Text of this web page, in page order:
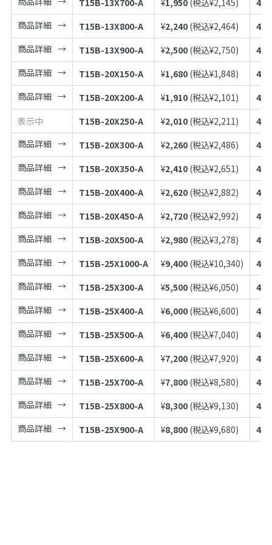
商品詳細
T15B-13X800-A ¥2,240 (税込¥2,464)
商品詳細
T15B-13X900-A ¥2,500 (税込¥2,750)
商品詳細
T15B-20X150-A ¥1,680 (税込¥1,848)
商品詳細
T15B-20X200-A ¥1,910 (税込¥2,101)
表示中
T15B-20X250-A ¥2,010 (税込¥2,211)
商品詳細
T15B-20X300-A ¥2,260 (税込¥2,486)
商品詳細
T15B-20X350-A ¥2,410 (税込¥2,651)
商品詳細
T15B-20X400-A ¥2,620 (税込¥2,882)
商品詳細
T15B-20X450-A ¥2,720 (税込¥2,992)
商品詳細
T15B-20X500-A ¥2,980 (税込¥3,278)
商品詳細
T15B-25X1000-A ¥9,400 (税込¥10,340)
商品詳細
T15B-25X300-A ¥5,500 (税込¥6,050)
商品詳細
T15B-25X400-A ¥6,000 (税込¥6,600)
商品詳細
T15B-25X500-A ¥6,400 (税込¥7,040)
商品詳細
T15B-25X600-A ¥7,200 (税込¥7,920)
商品詳細
T15B-25X700-A ¥7,800 (税込¥8,580)
商品詳細
T15B-25X800-A ¥8,300 (税込¥9,130)
商品詳細
T15B-25X900-A ¥8,800 (税込¥9,680)